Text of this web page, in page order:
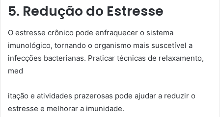
5. Redução do Estresse
O estresse crônico pode enfraquecer o sistema
imunológico, tornando o organismo mais suscetível a
infecções bacterianas. Praticar técnicas de relaxamento,
med
itação e atividades prazerosas pode ajudar a reduzir o
estresse e melhorar a imunidade.